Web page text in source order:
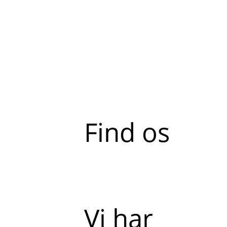
Find os
Vi har